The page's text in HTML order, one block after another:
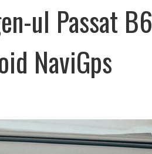
ul Passat B6
NaviGps